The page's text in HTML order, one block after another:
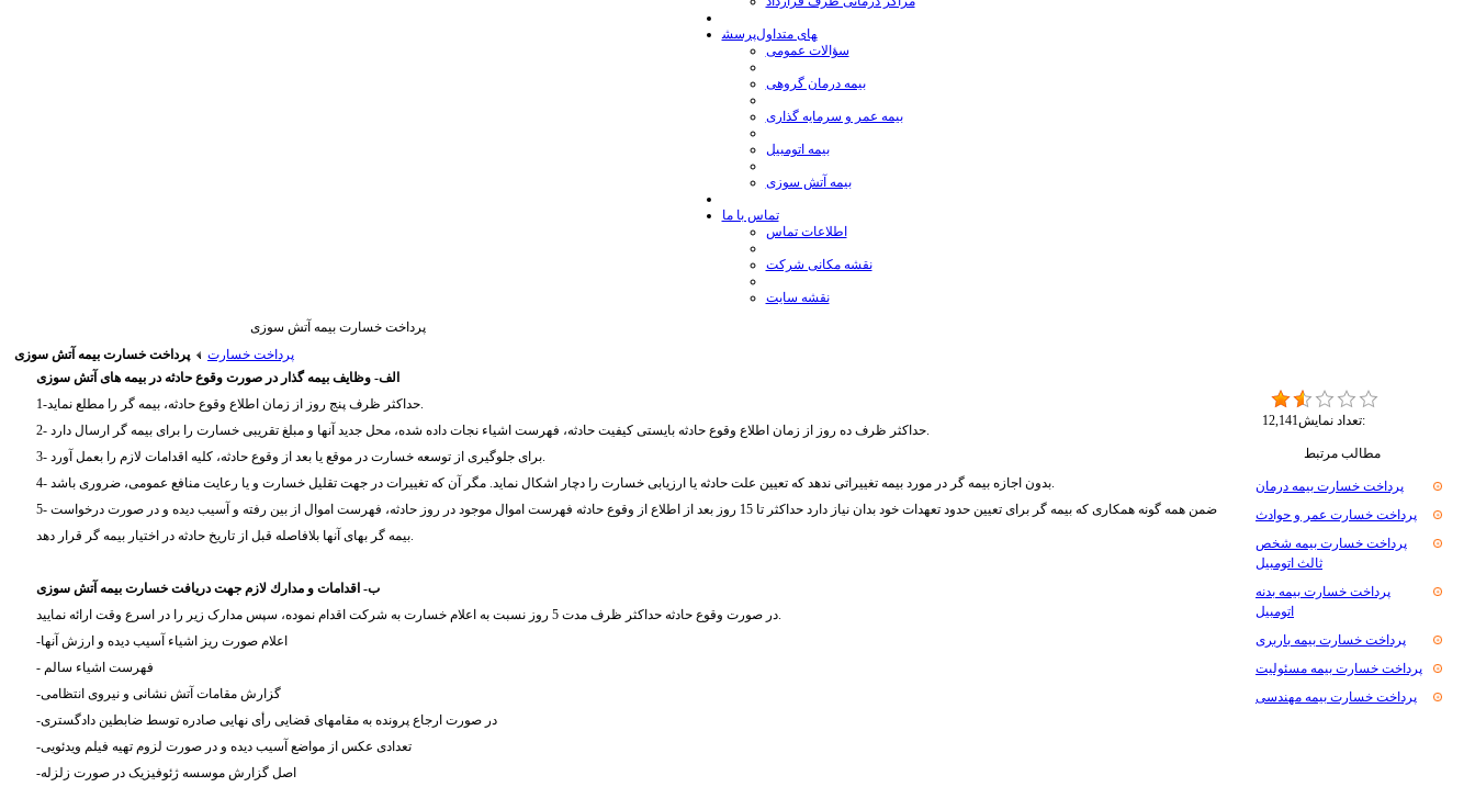
پرسش‎های متداول
سؤالات عمومی
بيمه درمان گروهی
بیمه عمر و سرمايه گذاری
بيمه اتومبيل
بيمه آتش سوزی
تماس با ما
اطلاعات تماس
نقشه مكانی شركت
نقشه سایت
پرداخت خسارت بیمه آتش سوزی
پرداخت خسارت
پرداخت خسارت بیمه آتش سوزی
الف- وظایف بیمه گذار در صورت وقوع حادثه در بیمه های آتش سوزی
1-حداکثر ظرف پنج روز از زمان اطلاع وقوع حادثه، بیمه گر را مطلع نماید.
2- حداکثر ظرف ده روز از زمان اطلاع وقوع حادثه بایستی کیفیت حادثه، فهرست اشیاء نجات داده شده، محل جدید آنها و مبلغ تقریبی خسارت را برای بیمه گر ارسال دارد.
3- برای جلوگیری از توسعه خسارت در موقع یا بعد از وقوع حادثه، کلیه اقدامات لازم را بعمل آورد.
4- بدون اجازه بیمه گر در مورد بیمه تغییراتی ندهد که تعیین علت حادثه یا ارزیابی خسارت را دچار اشکال نماید. مگر آن که تغییرات در جهت تقلیل خسارت و یا رعایت منافع عمومی، ضروری باشد.
5- ضمن همه گونه همکاری که بیمه گر برای تعیین حدود تعهدات خود بدان نیاز دارد حداکثر تا 15 روز بعد از اطلاع از وقوع حادثه فهرست اموال موجود در روز حادثه، فهرست اموال از بین رفته و آسیب دیده و در صورت درخواست
بیمه گر بهای آنها بلافاصله قبل از تاریخ حادثه در اختیار بیمه گر قرار دهد.
ب- اقدامات و مدارك لازم جهت دریافت خسارت بیمه آتش سوزی
در صورت وقوع حادثه حداکثر ظرف مدت 5 روز نسبت به اعلام خسارت به شرکت اقدام نموده، سپس مدارک زیر را در اسرع وقت ارائه نمایید.
-اعلام صورت ریز اشیاء آسیب دیده و ارزش آنها
- فهرست اشیاء سالم
-گزارش مقامات آتش نشانی و نیروی انتظامی
-در صورت ارجاع پرونده به مقامهای قضایی رأی نهایی صادره توسط ضابطین دادگستری
-تعدادی عکس از مواضع آسیب دیده و در صورت لزوم تهیه فیلم ویدئویی
-اصل گزارش موسسه ژئوفیزیک در صورت زلزله
12,141 تعداد نمایش:
مطالب مرتبط
پرداخت خسارت بیمه درمان
پرداخت خسارت عمر و حوادث
پرداخت خسارت بیمه شخص
ثالث اتومبیل
پرداخت خسارت بیمه بدنه
اتومبیل
پرداخت خسارت بیمه باربری
پرداخت خسارت بیمه مسئولیت
پرداخت خسارت بیمه مهندسی